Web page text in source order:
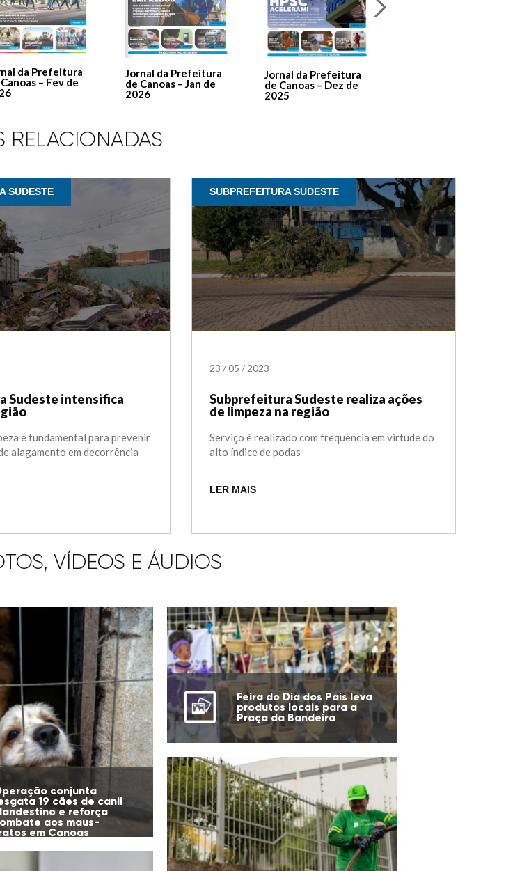
da Prefeitura
– Fev de
Jornal da Prefeitura
de Canoas – Jan de
2026
Jornal da Prefeitura
de Canoas – Dez de
2025
RELACIONADAS
SUDESTE
Sudeste intensifica
é fundamental para prevenir
alagamento em decorrência
SUBPREFEITURA SUDESTE
23 /05 / 2023
Subprefeitura Sudeste realiza ações
de limpeza na região
Serviço é realizado com frequência em virtude do
alto índice de podas
LER MAIS
VÍDEOS E ÁUDIOS
conjunta
19 cães de canil
e reforça
aos maus-
em Canoas
Feira do Dia dos Pais leva
produtos locais para a
Praça da Bandeira